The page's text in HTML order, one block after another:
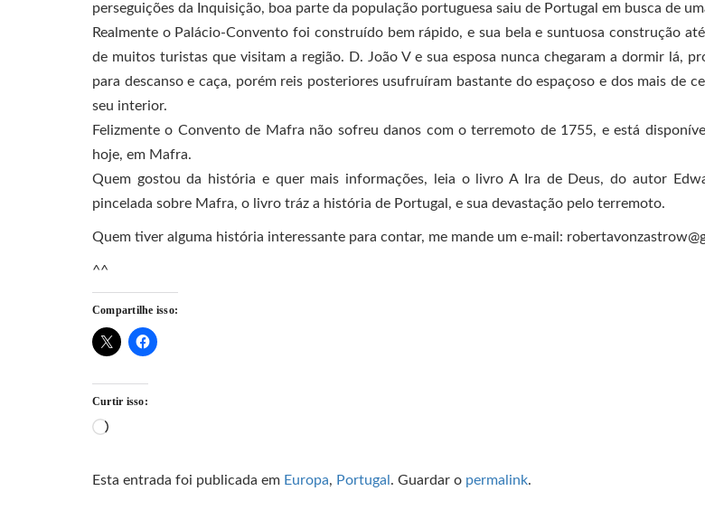
perseguições da Inquisição, boa parte da população portuguesa saiu de Portugal em busca de
Realmente o Palácio-Convento foi construído bem rápido, e sua bela e suntuosa construção
de muitos turistas que visitam a região. D. João V e sua esposa nunca chegaram a dormir lá,
para descanso e caça, porém reis posteriores usufruíram bastante do espaçoso e dos mais de
seu interior.
Felizmente o Convento de Mafra não sofreu danos com o terremoto de 1755, e está
hoje, em Mafra.
Quem gostou da história e quer mais informações, leia o livro A Ira de Deus, do autor
pincelada sobre Mafra, o livro tráz a história de Portugal, e sua devastação pelo terremoto.
Quem tiver alguma história interessante para contar, me mande um e-mail:
^^
Compartilhe isso:
Curtir isso:
Carregando...
Esta entrada foi publicada em Europa, Portugal . Guardar o permalink.